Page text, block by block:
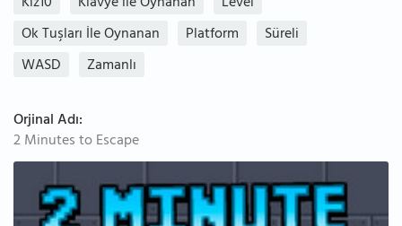
Ok Tuşları İle Oynanan
Platform
Süreli
WASD
Zamanlı
Orjinal Adı:
2 Minutes to Escape